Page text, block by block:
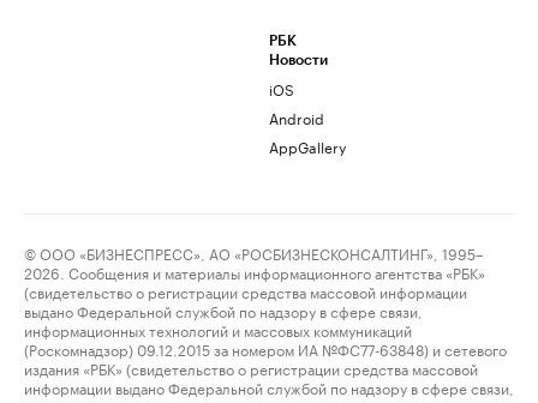
РБК
Новости
iOS
Android
AppGallery
© ООО «БИЗНЕСПРЕСС», АО «РОСБИЗНЕСКОНСАЛТИНГ», 1995–
2026. Сообщения и материалы информационного агентства «РБК»
(свидетельство о регистрации средства массовой информации
выдано Федеральной службой по надзору в сфере связи,
информационных технологий и массовых коммуникаций
(Роскомнадзор) 09.12.2015 за номером ИА №ФС77-63848) и сетевого
издания «РБК» (свидетельство о регистрации средства массовой
информации выдано Федеральной службой по надзору в сфере связи,